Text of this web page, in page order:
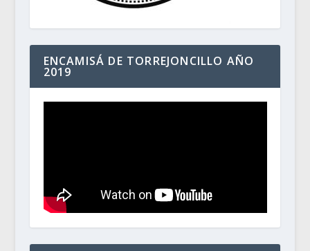
ENCAMISÁ DE TORREJONCILLO AÑO
2019